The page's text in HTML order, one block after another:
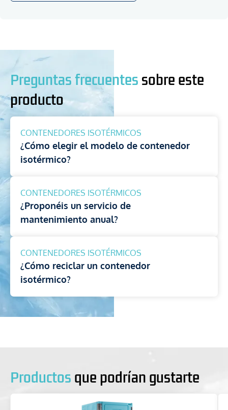
Preguntas frecuentes sobre este
producto
CONTENEDORES ISOTÉRMICOS
¿Cómo elegir el modelo de contenedor
isotérmico?
CONTENEDORES ISOTÉRMICOS
¿Proponéis un servicio de
mantenimiento anual?
CONTENEDORES ISOTÉRMICOS
¿Cómo reciclar un contenedor
isotérmico?
Productos que podrían gustarte